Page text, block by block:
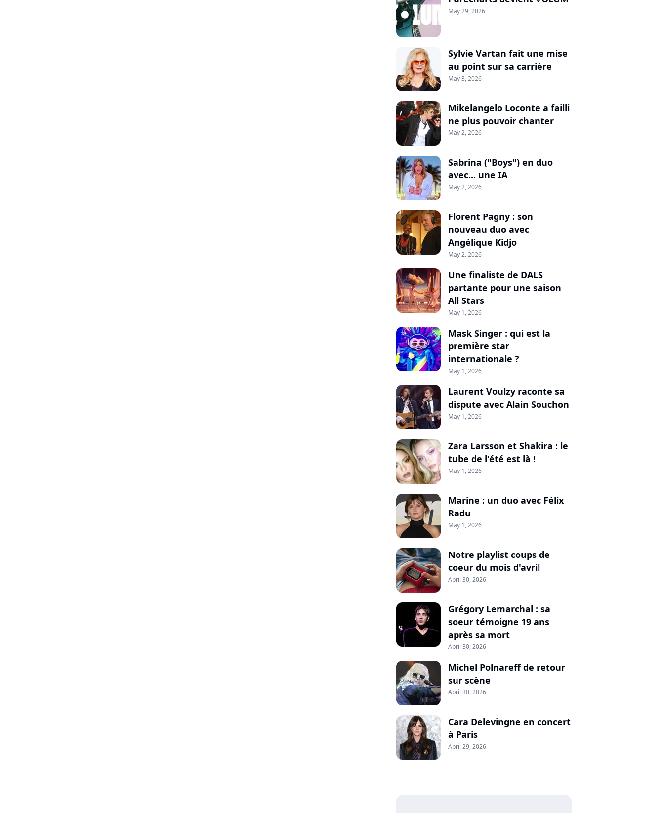
May 29, 2026
Sylvie Vartan fait une mise
au point sur sa carrière
May 3, 2026
Mikelangelo Loconte a failli
ne plus pouvoir chanter
May 2, 2026
Sabrina ("Boys") en duo
avec... une IA
May 2, 2026
Florent Pagny : son
nouveau duo avec
Angélique Kidjo
May 2, 2026
Une finaliste de DALS
partante pour une saison
All Stars
May 1, 2026
Mask Singer : qui est la
première star
internationale ?
May 1, 2026
Laurent Voulzy raconte sa
dispute avec Alain Souchon
May 1, 2026
Zara Larsson et Shakira : le
tube de l'été est là !
May 1, 2026
Marine : un duo avec Félix
Radu
May 1, 2026
Notre playlist coups de
coeur du mois d'avril
April 30, 2026
Grégory Lemarchal : sa
soeur témoigne 19 ans
après sa mort
April 30, 2026
Michel Polnareff de retour
sur scène
April 30, 2026
Cara Delevingne en concert
à Paris
April 29, 2026